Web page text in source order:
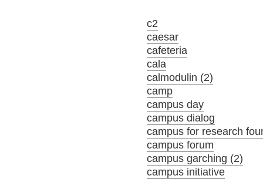
c2
caesar
cafeteria
cala
calmodulin (2)
camp
campus day
campus dialog
campus for research
campus forum
campus garching (2)
campus initiative